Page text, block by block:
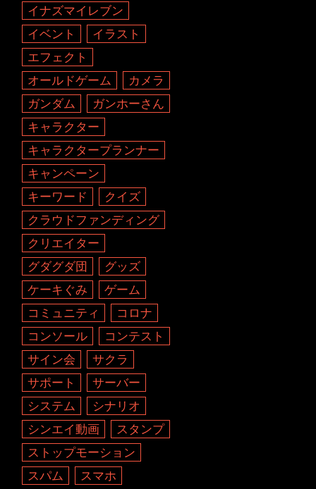
イナズマイレブン
イベント
イラスト
エフェクト
オールドゲーム
カメラ
ガンダム
ガンホーさん
キャラクター
キャラクタープランナー
キャンペーン
キーワード
クイズ
クラウドファンディング
クリエイター
グダグダ団
グッズ
ケーキぐみ
ゲーム
コミュニティ
コロナ
コンソール
コンテスト
サイン会
サクラ
サポート
サーバー
システム
シナリオ
シンエイ動画
スタンプ
ストップモーション
スパム
スマホ